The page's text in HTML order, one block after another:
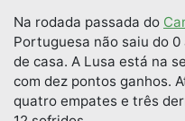
Na rodada passada do
Portuguesa não saiu do
de casa. A Lusa está na
com dez pontos ganhos.
quatro empates e três